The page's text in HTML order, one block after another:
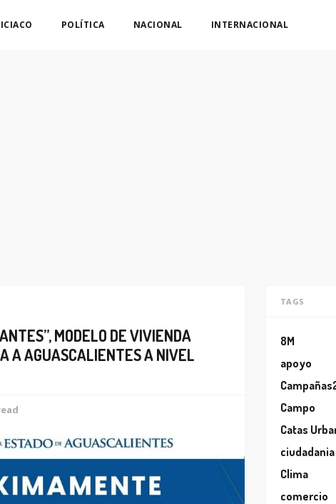
POLÍTICA NACIONAL INTERNACIONAL
MODELO DE VIVIENDA
A AGUASCALIENTES A NIVEL
TAGS
8M
apoyo
Campo
Catas
ciudadania
Clima
comercio